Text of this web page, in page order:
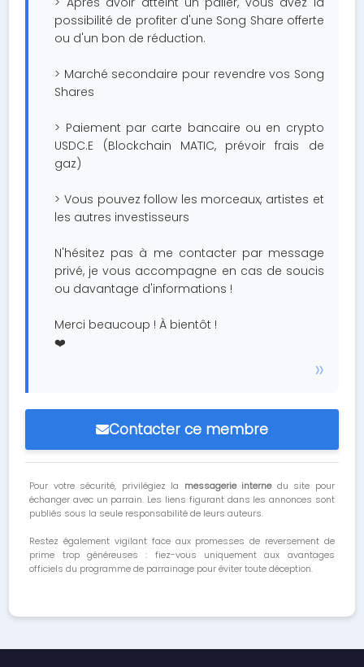
possibilité de profiter d'une Song Share offerte
ou d'un bon de réduction.
> Marché secondaire pour revendre vos Song
Shares
> Paiement par carte bancaire ou en crypto
USDC.E (Blockchain MATIC, prévoir frais de
gaz)
> Vous pouvez follow les morceaux, artistes et
les autres investisseurs
N'hésitez pas à me contacter par message
privé, je vous accompagne en cas de soucis
ou davantage d'informations !
Merci beaucoup ! À bientôt !
❤️
Contacter ce membre
Pour votre sécurité, privilégiez la messagerie internedu site pour
échanger avec un parrain. Les liens figurant dans les annonces sont
publiés sous la seule responsabilité de leurs auteurs.
Restez également vigilant face aux promesses de reversement de
prime trop généreuses : fiez-vous uniquement aux avantages
officiels du programme de parrainage pour éviter toute déception.